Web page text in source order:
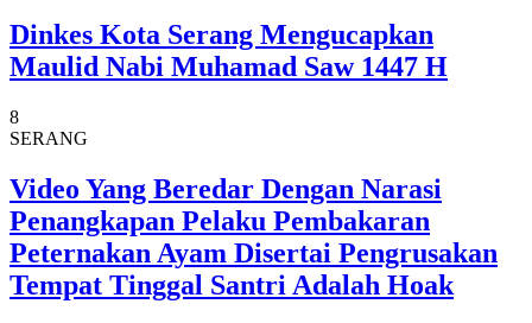
Dinkes Kota Serang Mengucapkan
Maulid Nabi Muhamad Saw 1447 H
8
SERANG
Video Yang Beredar Dengan Narasi
Penangkapan Pelaku Pembakaran
Peternakan Ayam Disertai Pengrusakan
Tempat Tinggal Santri Adalah Hoak